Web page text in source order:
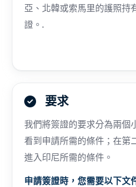
亞、北韓或索馬里的護照持
證。.
要求
我們將簽證的要求分為兩個
看到申請所需的條件；在第
進入印尼所需的條件。
申請簽證時，您需要以下文